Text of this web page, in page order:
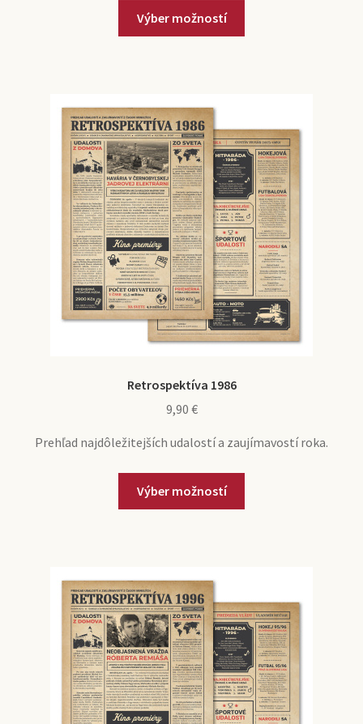
Výber možností
Retrospektíva 1986
9,90 €
Prehľad najdôležitejších udalostí a zaujímavostí roka.
Výber možností